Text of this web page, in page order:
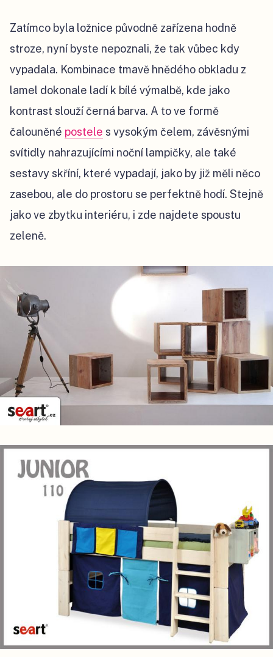
Zatímco byla ložnice původně zařízena hodně
stroze, nyní byste nepoznali, že tak vůbec kdy
vypadala. Kombinace tmavě hnědého obkladu z
lamel dokonale ladí k bílé výmalbě, kde jako
kontrast slouží černá barva. A to ve formě
čalouněné postele s vysokým čelem, závěsnými
svítidly nahrazujícími noční lampičky, ale také
sestavy skříní, které vypadají, jako by již měli něco
zasebou, ale do prostoru se perfektně hodí. Stejně
jako ve zbytku interiéru, i zde najdete spoustu
zeleně.